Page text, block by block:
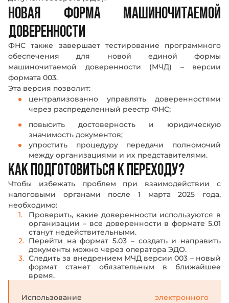
НОВАЯ ФОРМА МАШИНОЧИТАЕМОЙ
ДОВЕРЕННОСТИ
ФНС также завершает тестирование программного
обеспечения для новой единой формы
машиночитаемой доверенности (МЧД) – версии
формата 003.
Эта версия позволит:
централизованно управлять доверенностями
через распределенный реестр ФНС;
повысить достоверность и юридическую
значимость документов;
упростить процедуру передачи полномочий
между организациями и их представителями.
КАК ПОДГОТОВИТЬСЯ К ПЕРЕХОДУ?
Чтобы избежать проблем при взаимодействии с
налоговыми органами после 1 марта 2025 года,
необходимо:
Проверить, какие доверенности используются в
организации – все доверенности в формате 5.01
станут недействительными.
Перейти на формат 5.03 – создать и направить
документы можно через оператора ЭДО.
Следить за внедрением МЧД версии 003 – новый
формат станет обязательным в ближайшее
время.
Использование электронного